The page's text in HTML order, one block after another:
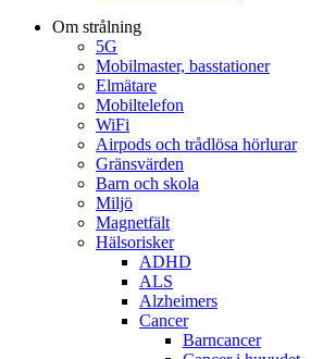
Om strålning
5G
Mobilmaster, basstationer
Elmätare
Mobiltelefon
WiFi
Airpods och trådlösa hörlurar
Gränsvärden
Barn och skola
Miljö
Magnetfält
Hälsorisker
ADHD
ALS
Alzheimers
Cancer
Barncancer